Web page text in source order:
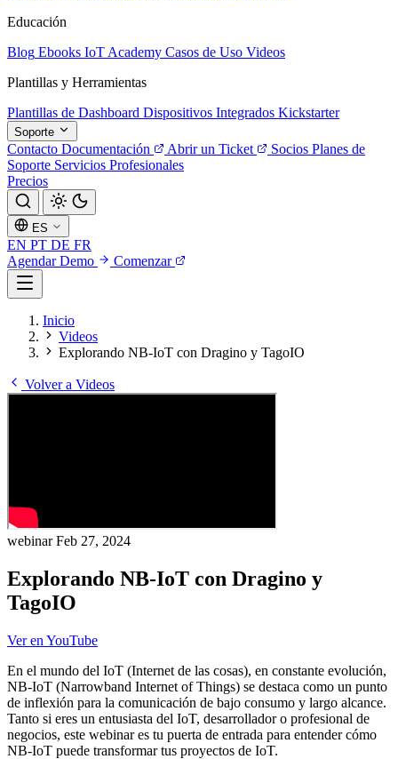
Educación
Blog Ebooks IoT Academy Casos de Uso Videos
Plantillas y Herramientas
Plantillas de Dashboard Dispositivos Integrados Kickstarter
Soporte
Contacto Documentación Abrir un Ticket Socios Planes de
Soporte Servicios Profesionales
Precios
ES
EN PT DE FR
Agendar Demo
Comenzar
Inicio
Videos
Explorando NB-IoT con Dragino y TagoIO
Volver a Videos
webinarFeb 27, 2024
Explorando NB-IoT con Dragino y
TagoIO
Ver en YouTube
En el mundo del IoT (Internet de las cosas), en constante evolución,
NB-IoT (Narrowband Internet of Things) se destaca como un punto
de inflexión para la comunicación de bajo consumo y largo alcance.
Tanto si eres un entusiasta del IoT, desarrollador o profesional de
negocios, este webinar es tu puerta de entrada para entender cómo
NB-IoT puede transformar tus proyectos de IoT.